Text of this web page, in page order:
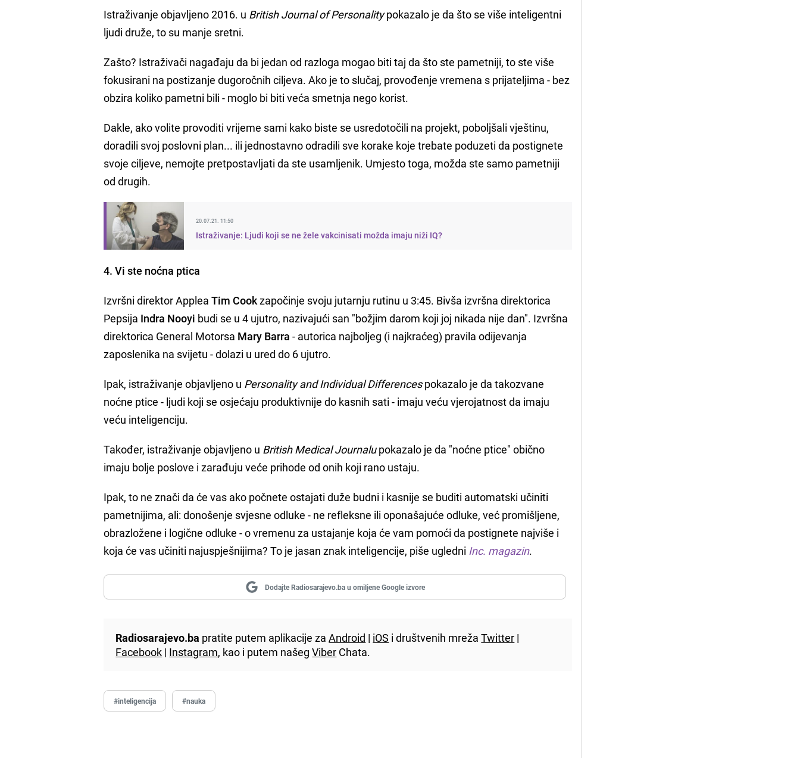
Istraživanje objavljeno 2016. u British Journal of Personalitypokazalo je da što se više inteligentni
ljudi druže, to su manje sretni.
Zašto? Istraživači nagađaju da bi jedan od razloga mogao biti taj da što ste pametniji, to ste više
fokusirani na postizanje dugoročnih ciljeva. Ako je to slučaj, provođenje vremena s prijateljima - bez
obzira koliko pametni bili - moglo bi biti veća smetnja nego korist.
Dakle, ako volite provoditi vrijeme sami kako biste se usredotočili na projekt, poboljšali vještinu,
doradili svoj poslovni plan... ili jednostavno odradili sve korake koje trebate poduzeti da postignete
svoje ciljeve, nemojte pretpostavljati da ste usamljenik. Umjesto toga, možda ste samo pametniji
od drugih.
20.07.21. 11:50
Istraživanje: Ljudi koji se ne žele vakcinisati možda imaju niži IQ?
4. Vi ste noćna ptica
Izvršni direktor AppleaTim Cookzapočinje svoju jutarnju rutinu u 3:45. Bivša izvršna direktorica
Pepsija Indra Nooyi budi se u 4 ujutro, nazivajući san "božjim darom koji joj nikada nije dan". Izvršna
direktorica General Motorsa Mary Barra - autorica najboljeg (i najkraćeg) pravila odijevanja
zaposlenika na svijetu - dolazi u ured do 6 ujutro.
Ipak, istraživanje objavljeno u Personality and Individual Differencespokazalo je da takozvane
noćne ptice - ljudi koji se osjećaju produktivnije do kasnih sati - imaju veću vjerojatnost da imaju
veću inteligenciju.
Također, istraživanje objavljeno u British Medical Journalupokazalo je da "noćne ptice" obično
imaju bolje poslove i zarađuju veće prihode od onih koji rano ustaju.
Ipak, to ne znači da će vas ako počnete ostajati duže budni i kasnije se buditi automatski učiniti
pametnijima, ali: donošenje svjesne odluke - ne refleksne ili oponašajuće odluke, već promišljene,
obrazložene i logične odluke - o vremenu za ustajanje koja će vam pomoći da postignete najviše i
koja će vas učiniti najuspješnijima? To je jasan znak inteligencije, piše ugledni Inc. magazin.
Dodajte Radiosarajevo.ba u omiljene Google izvore
Radiosarajevo.ba pratite putem aplikacije zaAndroid | iOS i društvenih mrežaTwitter |
Facebook | Instagram, kao i putem našegViber Chata.
#inteligencija #nauka